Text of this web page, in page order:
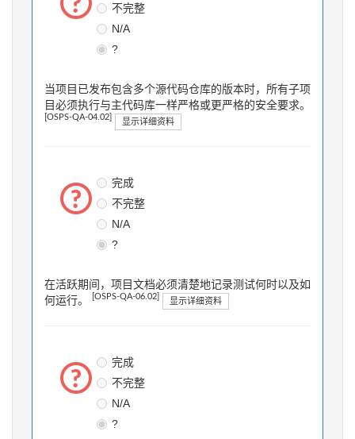
不完整
N/A
?
当项目已发布包含多个源代码仓库的版本时，所有子项
目必须执行与主代码库一样严格或更严格的安全要求。
[OSPS-QA-04.02] 显示详细资料
完成
不完整
N/A
?
在活跃期间，项目文档必须清楚地记录测试何时以及如
何运行。
[OSPS-QA-06.02] 显示详细资料
完成
不完整
N/A
?